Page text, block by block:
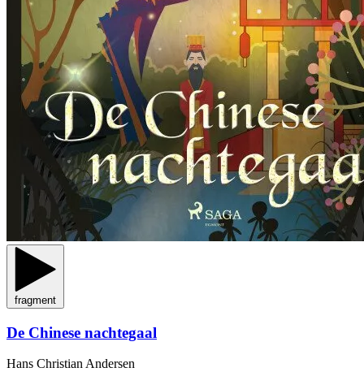
fragment
De Chinese nachtegaal
Hans Christian Andersen